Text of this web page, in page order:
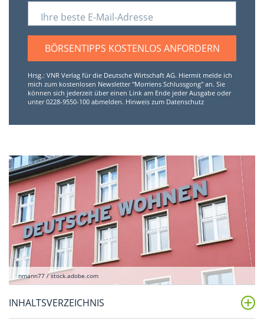
Ihre beste E-Mail-Adresse
BÖRSENTIPPS KOSTENLOS ANFORDERN
Hrsg.: VNR Verlag für die Deutsche Wirtschaft AG. Hiermit melde ich
mich zum kostenlosen Newsletter "Morriens Schlussgong" an. Sie
können sich jederzeit über einen Link am Ende jeder Ausgabe oder
unter 0228-9550-100 abmelden. Hinweis zum Datenschutz
nmann77 / stock.adobe.com
INHALTSVERZEICHNIS